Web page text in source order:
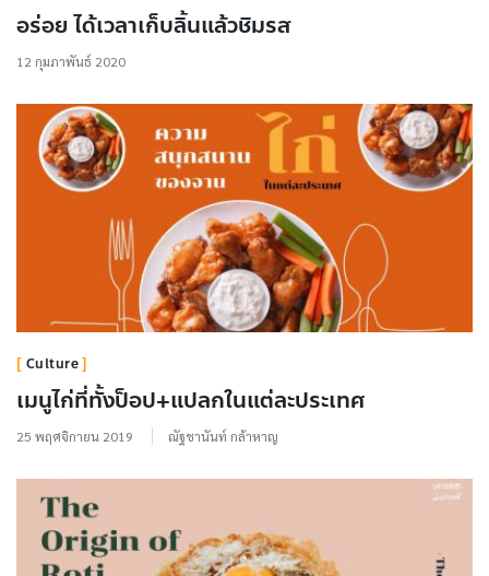
อร่อย ได้เวลาเก็บลิ้นแล้วชิมรส
12 กุมภาพันธ์ 2020
Culture
เมนูไก่ที่ทั้งป็อป+แปลกในแต่ละประเทศ
25 พฤศจิกายน 2019 ณัฐชานันท์ กล้าหาญ